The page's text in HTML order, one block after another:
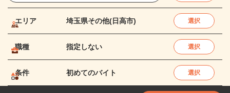
エリア 埼玉県その他(日高市) 選択
職種 指定しない 選択
条件 初めてのバイト 選択